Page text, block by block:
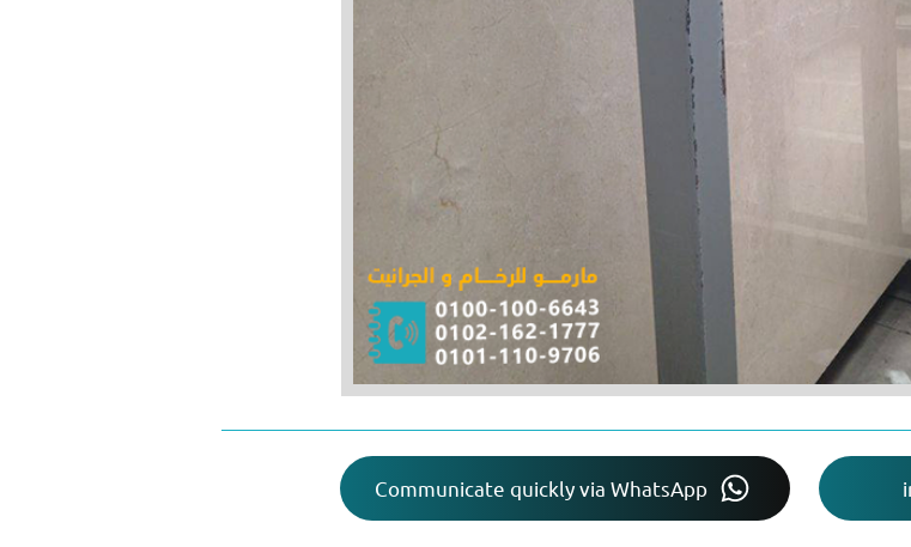
Communicate quickly via WhatsApp